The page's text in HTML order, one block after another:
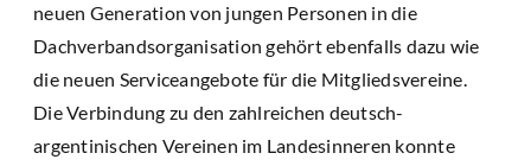
neuen Generation von jungen Personen in die
Dachverbandsorganisation gehört ebenfalls dazu wie
die neuen Serviceangebote für die Mitgliedsvereine.
Die Verbindung zu den zahlreichen deutsch-
argentinischen Vereinen im Landesinneren konnte